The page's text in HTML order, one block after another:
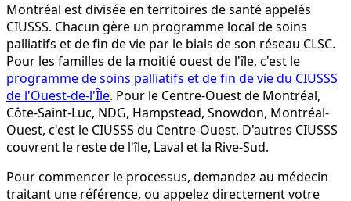
Montréal est divisée en territoires de santé appelés
CIUSSS. Chacun gère un programme local de soins
palliatifs et de fin de vie par le biais de son réseau CLSC.
Pour les familles de la moitié ouest de l'île, c'est le
programme de soins palliatifs et de fin de vie du CIUSSS
de l'Ouest-de-l'Île. Pour le Centre-Ouest de Montréal,
Côte-Saint-Luc, NDG, Hampstead, Snowdon, Montréal-
Ouest, c'est le CIUSSS du Centre-Ouest. D'autres CIUSSS
couvrent le reste de l'île, Laval et la Rive-Sud.
Pour commencer le processus, demandez au médecin
traitant une référence, ou appelez directement votre